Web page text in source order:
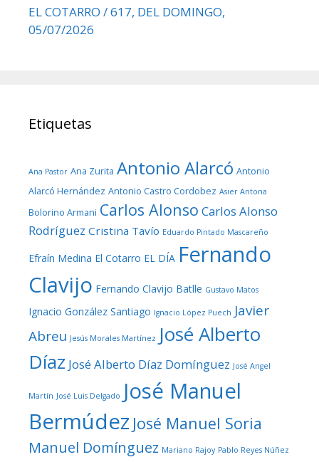
EL COTARRO / 617, DEL DOMINGO,
05/07/2026
Etiquetas
Ana Pastor Ana Zurita Antonio Alarcó Antonio
Alarcó Hernández Antonio Castro Cordobez Asier Antona
Bolorino Armani Carlos Alonso Carlos Alonso
Rodríguez Cristina Tavío Eduardo Pintado Mascareño
Efraín Medina El Cotarro EL DÍA Fernando
Clavijo Fernando Clavijo Batlle Gustavo Matos
Ignacio González Santiago Ignacio López Puech Javier
Abreu Jesús Morales Martínez José Alberto
Díaz José Alberto Díaz Domínguez José Angel
Martín José Luis Delgado José Manuel
Bermúdez José Manuel Soria
Manuel Domínguez Mariano Rajoy Pablo Reyes Núñez